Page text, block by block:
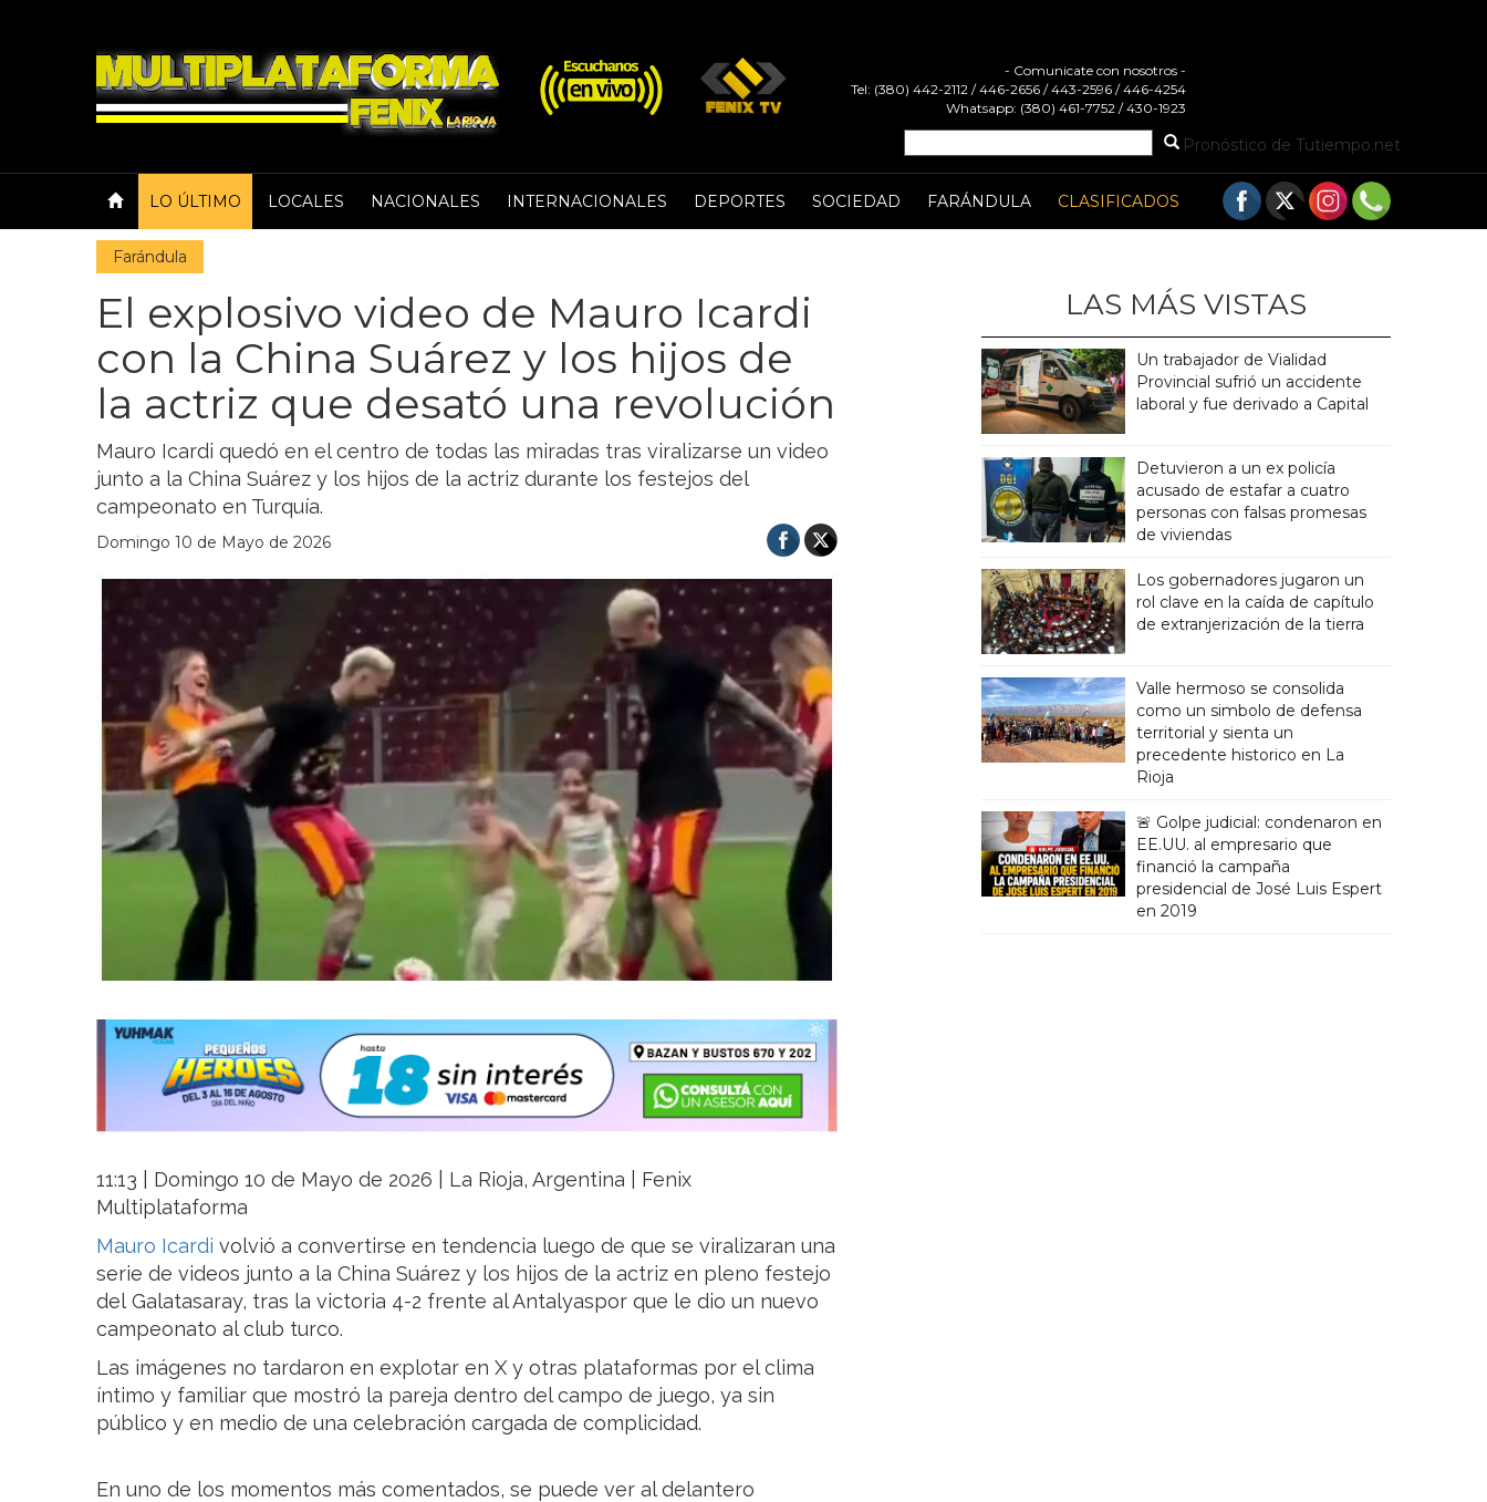
- Comunicate con nosotros -
Tel: (380) 442-2112 / 446-2656 / 443-2596 / 446-4254
Whatsapp: (380) 461-7752 / 430-1923
Pronóstico de Tutiempo.net
LO ÚLTIMO LOCALES NACIONALES INTERNACIONALES DEPORTES SOCIEDAD FARÁNDULA CLASIFICADOS
Farándula
El explosivo video de Mauro Icardi
con la China Suárez y los hijos de
la actriz que desató una revolución
Mauro Icardi quedó en el centro de todas las miradas tras viralizarse un video
junto a la China Suárez y los hijos de la actriz durante los festejos del
campeonato en Turquía.
Domingo 10 de Mayo de 2026
11:13 | Domingo 10 de Mayo de 2026 | La Rioja, Argentina | Fenix
Multiplataforma
Mauro Icardi volvió a convertirse en tendencia luego de que se viralizaran una
serie de videos junto a la China Suárez y los hijos de la actriz en pleno festejo
del Galatasaray, tras la victoria 4-2 frente al Antalyaspor que le dio un nuevo
campeonato al club turco.
Las imágenes no tardaron en explotar en X y otras plataformas por el clima
íntimo y familiar que mostró la pareja dentro del campo de juego, ya sin
público y en medio de una celebración cargada de complicidad.
En uno de los momentos más comentados, se puede ver al delantero
LAS MÁS VISTAS
Un trabajador de Vialidad
Provincial sufrió un accidente
laboral y fue derivado a Capital
Detuvieron a un ex policía
acusado de estafar a cuatro
personas con falsas promesas
de viviendas
Los gobernadores jugaron un
rol clave en la caída de capítulo
de extranjerización de la tierra
Valle hermoso se consolida
como un simbolo de defensa
territorial y sienta un
precedente historico en La
Rioja
🚨 Golpe judicial: condenaron en
EE.UU. al empresario que
financió la campaña
presidencial de José Luis Espert
en 2019